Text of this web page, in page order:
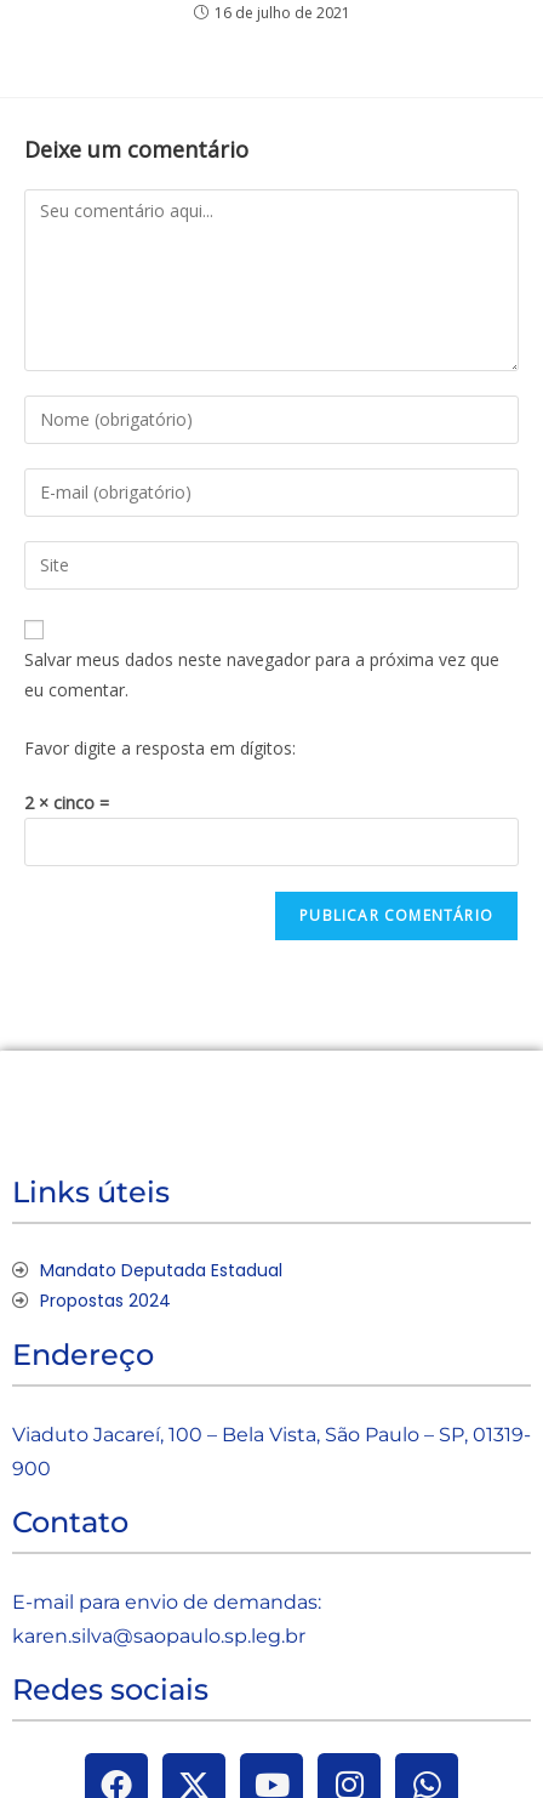
16 de julho de 2021
Deixe um comentário
Salvar meus dados neste navegador para a próxima vez que
eu comentar.
Favor digite a resposta em dígitos:
2 × cinco =
Links úteis
Mandato Deputada Estadual
Propostas 2024
Endereço
Viaduto Jacareí, 100 – Bela Vista, São Paulo – SP, 01319-
900
Contato
E-mail para envio de demandas:
karen.silva@saopaulo.sp.leg.br
Redes sociais